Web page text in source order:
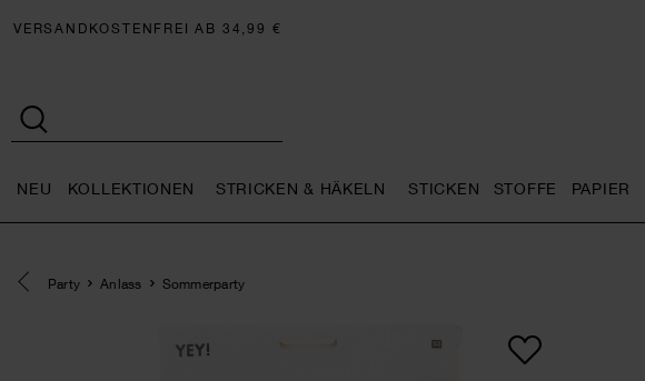
VERSANDKOSTENFREI AB 34,99 €
NEU KOLLEKTIONEN STRICKEN & HÄKELN STICKEN STOFFE PAPIER
Eine Kategorie zurück navigieren
Party Anlass Sommerparty